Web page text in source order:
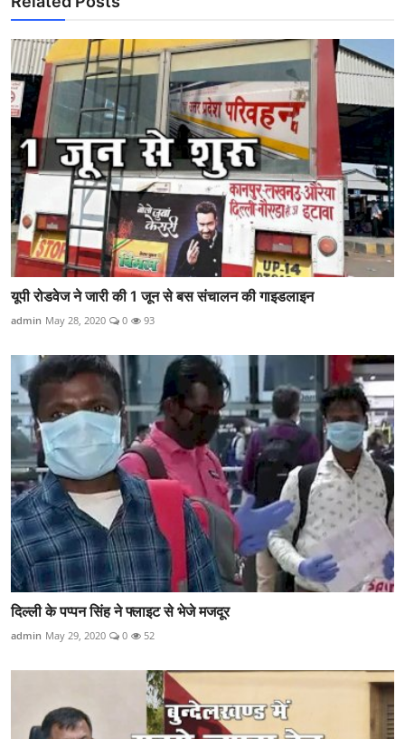
यूपी रोडवेज ने जारी की 1 जून से बस संचालन की गाइडलाइन
admin May 28, 2020 0 93
दिल्ली के पप्पन सिंह ने फ्लाइट से भेजे मजदूर
admin May 29, 2020 0 52